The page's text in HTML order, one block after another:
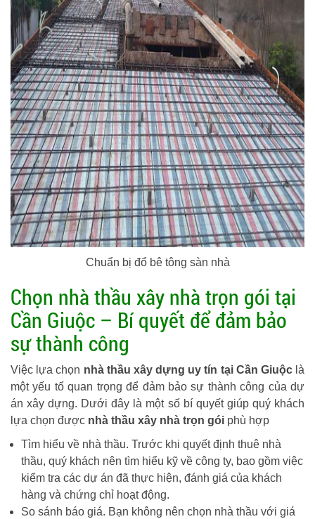
Chuẩn bị đổ bê tông sàn nhà
Chọn nhà thầu xây nhà trọn gói tại
Cần Giuộc – Bí quyết để đảm bảo
sự thành công
Việc lựa chọn nhà thầu xây dựng uy tín tại Cần Giuộclà
một yếu tố quan trọng để đảm bảo sự thành công của dự
án xây dựng. Dưới đây là một số bí quyết giúp quý khách
lựa chọn được nhà thầu xây nhà trọn gói phù hợp
Tìm hiểu về nhà thầu. Trước khi quyết định thuê nhà
thầu, quý khách nên tìm hiểu kỹ về công ty, bao gồm việc
kiểm tra các dự án đã thực hiện, đánh giá của khách
hàng và chứng chỉ hoạt động.
So sánh báo giá. Bạn không nên chọn nhà thầu với giá